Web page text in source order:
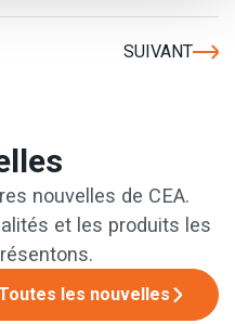
SUIVANT
nouvelles de CEA.
et les produits les
les nouvelles